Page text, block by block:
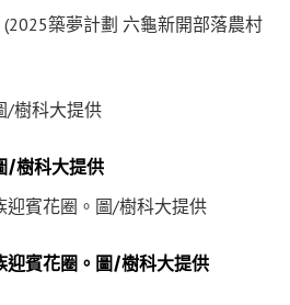
(2025築夢計劃 六龜新開部落農村
/樹科大提供
賓花圈。圖/樹科大提供